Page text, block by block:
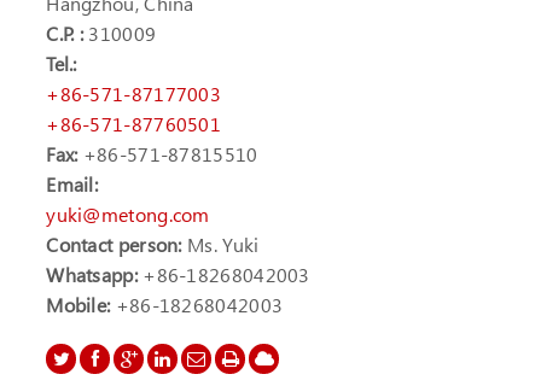
C.P. :310009
Tel.:
+86-571-87177003
+86-571-87760501
Fax:+86-571-87815510
Email:
yuki@metong.com
Contact person: Ms. Yuki
Whatsapp:+86-18268042003
Mobile: +86-18268042003